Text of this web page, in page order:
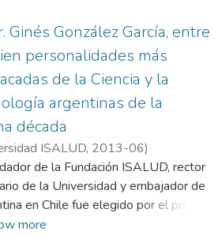
objetivo principal de enseñar con
es preparar mejor a los
para la práctica clínica y
la seguridad de los pacientes
por estudiantes durante las
prácticas hospitalarias.
Ginés González García, entre
personalidades más
de la Ciencia y la
argentinas de la
década
ISALUD, 2013-06)
de la Fundación ISALUD, rector
de la Universidad y embajador de
en Chile fue elegido por el premio
como personalidad destacada dentro
more